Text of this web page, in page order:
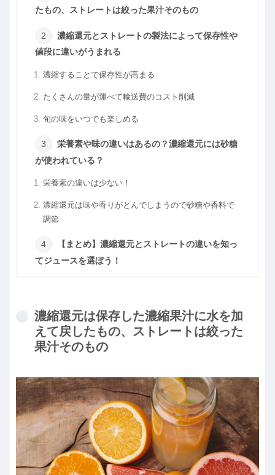
たもの、ストレートは絞った果汁そのもの
濃縮還元とストレートの製法によって保存性や
値段に違いがうまれる
濃縮することで保存性が高まる
たくさんの量が運べて輸送費のコスト削減
旬の味をいつでも楽しめる
栄養素や味の違いはあるの？濃縮還元には砂糖
が使われている？
栄養素の違いは少ない！
濃縮還元は味や香りがとんでしまうので砂糖や香料で
調節
【まとめ】濃縮還元とストレートの違いを知っ
てジュースを選ぼう！
濃縮還元は保存した濃縮果汁に水を加
えて戻したもの、ストレートは絞った
果汁そのもの